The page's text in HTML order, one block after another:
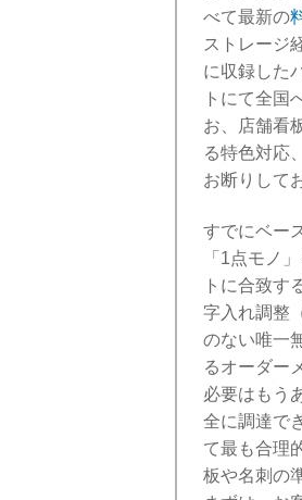
べて最新の
ストレージ
に収録した
トにて全国
お、店舗看
る特色対応
お断りして
すでにベー
「1点モノ
トに合致す
字入れ調整
のない唯一
るオーダー
必要はもう
全に調達で
て最も合理
板や名刺の